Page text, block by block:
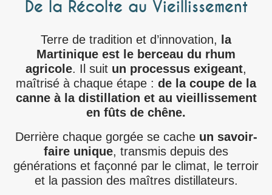
De la Récolte au Vieillissement
Terre de tradition et d’innovation, la
Martinique est le berceau du rhum
agricole. Il suit un processus exigeant,
maîtrisé à chaque étape : de la coupe de la
canne à la distillation et au vieillissement
en fûts de chêne.
Derrière chaque gorgée se cache un savoir-
faire unique, transmis depuis des
générations et façonné par le climat, le terroir
et la passion des maîtres distillateurs.